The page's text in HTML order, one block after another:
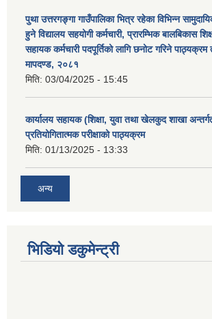
पुथा उत्तरगङ्गा गाउँपालिका भित्र रहेका विभिन्न
हुने विद्यालय सहयोगी कर्मचारी, प्रारम्भिक बालबिकास
सहायक कर्मचारी पदपूर्तिको लागि छनोट गरिने पाठ्यक्रम
मापदण्ड, २०८१
मिति: 03/04/2025 - 15:45
कार्यालय सहायक (शिक्षा, युवा तथा खेलकुद शाखा
प्रतियोगितात्मक परीक्षाको पाठ्यक्रम
मिति: 01/13/2025 - 13:33
अन्य
भिडियो डकुमेन्ट्री